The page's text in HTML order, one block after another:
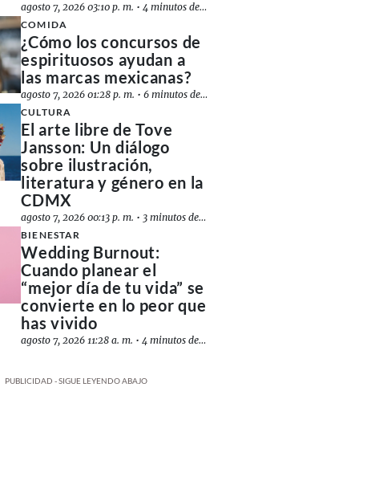
agosto 7, 2026 03:10 p. m. •4 minutos de lectura
COMIDA
¿Cómo los concursos de
espirituosos ayudan a
las marcas mexicanas?
agosto 7, 2026 01:28 p. m. •6 minutos de lectura
CULTURA
El arte libre de Tove
Jansson: Un diálogo
sobre ilustración,
literatura y género en la
CDMX
agosto 7, 2026 00:13 p. m. • 3 minutos de lectura
BIENESTAR
Wedding Burnout:
Cuando planear el
“mejor día de tu vida” se
convierte en lo peor que
has vivido
agosto 7, 2026 11:28 a. m. •4 minutos de lectura
PUBLICIDAD - SIGUE LEYENDO ABAJO